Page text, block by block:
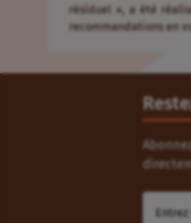
résiduel », a été
recommandations en